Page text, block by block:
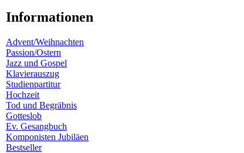
Informationen
Advent/Weihnachten
Passion/Ostern
Jazz und Gospel
Klavierauszug
Studienpartitur
Hochzeit
Tod und Begräbnis
Gotteslob
Ev. Gesangbuch
Komponisten Jubiläen
Bestseller